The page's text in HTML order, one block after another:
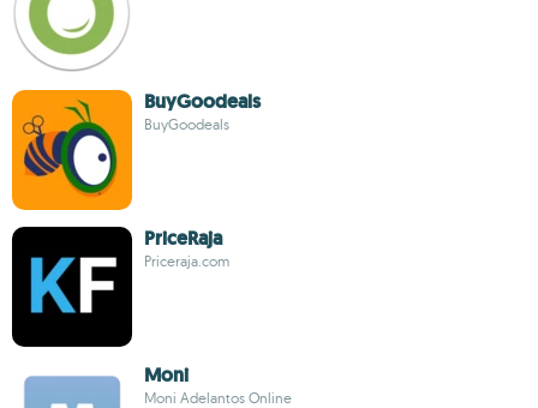
BuyGoodeals
BuyGoodeals
PriceRaja
Priceraja.com
Moni
Moni Adelantos Online